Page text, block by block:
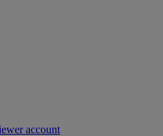
account